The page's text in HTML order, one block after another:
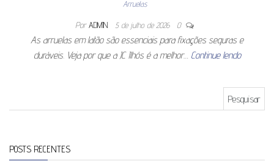
Arruelas
Por ADMIN 5 de julho de 2026 0
As arruelas em latão são essenciais para fixações seguras e
duráveis. Veja por que a JC Ilhós é a melhor… Continue lendo
POSTS RECENTES